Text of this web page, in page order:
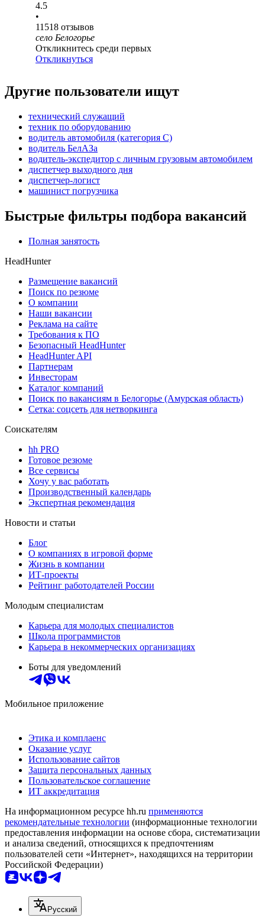
4.5
•
11518 отзывов
село Белогорье
Откликнитесь среди первых
Откликнуться
Другие пользователи ищут
технический служащий
техник по оборудованию
водитель автомобиля (категория C)
водитель БелАЗа
водитель-экспедитор с личным грузовым автомобилем
диспетчер выходного дня
диспетчер-логист
машинист погрузчика
Быстрые фильтры подбора вакансий
Полная занятость
HeadHunter
Размещение вакансий
Поиск по резюме
О компании
Наши вакансии
Реклама на сайте
Требования к ПО
Безопасный HeadHunter
HeadHunter API
Партнерам
Инвесторам
Каталог компаний
Поиск по вакансиям в Белогорье (Амурская область)
Сетка: соцсеть для нетворкинга
Соискателям
hh PRO
Готовое резюме
Все сервисы
Хочу у вас работать
Производственный календарь
Экспертная рекомендация
Новости и статьи
Блог
О компаниях в игровой форме
Жизнь в компании
ИТ-проекты
Рейтинг работодателей России
Молодым специалистам
Карьера для молодых специалистов
Школа программистов
Карьера в некоммерческих организациях
Боты для уведомлений
Мобильное приложение
Этика и комплаенс
Оказание услуг
Использование сайтов
Защита персональных данных
Пользовательское соглашение
ИТ аккредитация
На информационном ресурсе hh.ru применяются
рекомендательные технологии (информационные технологии
предоставления информации на основе сбора, систематизации
и анализа сведений, относящихся к предпочтениям
пользователей сети «Интернет», находящихся на территории
Российской Федерации)
Русский